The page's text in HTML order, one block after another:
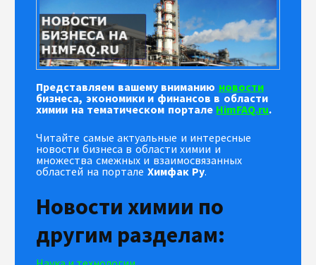
Представляем вашему вниманию новости
бизнеса, экономики и финансов в области
химии на тематическом портале HimFAQ.ru.
Читайте самые актуальные и интересные
новости бизнеса в области химии и
множества смежных и взаимосвязанных
областей на портале Химфак Ру.
Новости химии по
другим разделам: